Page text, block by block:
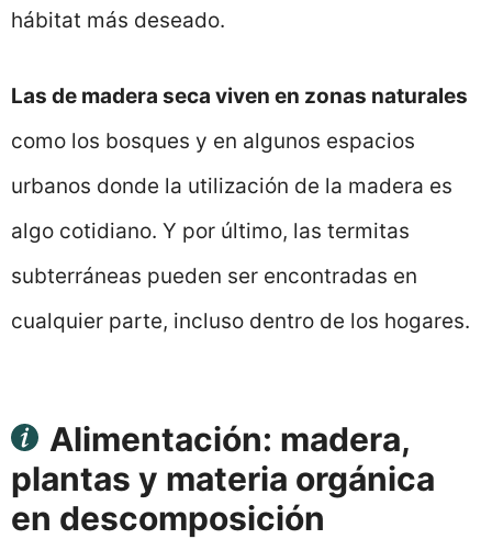
hábitat más deseado.
Las de madera seca viven en zonas naturales
como los bosques y en algunos espacios
urbanos donde la utilización de la madera es
algo cotidiano. Y por último, las termitas
subterráneas pueden ser encontradas en
cualquier parte, incluso dentro de los hogares.
Alimentación: madera,
plantas y materia orgánica
en descomposición